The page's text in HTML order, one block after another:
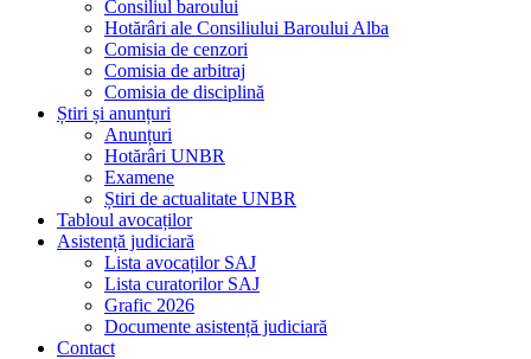
Consiliul baroului
Hotărâri ale Consiliului Baroului Alba
Comisia de cenzori
Comisia de arbitraj
Comisia de disciplină
Știri și anunțuri
Anunțuri
Hotărâri UNBR
Examene
Știri de actualitate UNBR
Tabloul avocaților
Asistență judiciară
Lista avocaților SAJ
Lista curatorilor SAJ
Grafic 2026
Documente asistență judiciară
Contact